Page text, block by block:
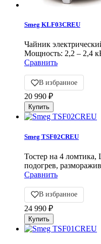
Smeg KLF03CREU
Чайник
Мощность: 2,2 – 2,4
Сравнить
В избранное
20 990 ₽
Smeg TSF02CREU
Тостер на 4
подогрев,
Сравнить
В избранное
24 990 ₽